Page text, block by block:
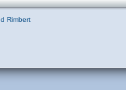
Rimbert